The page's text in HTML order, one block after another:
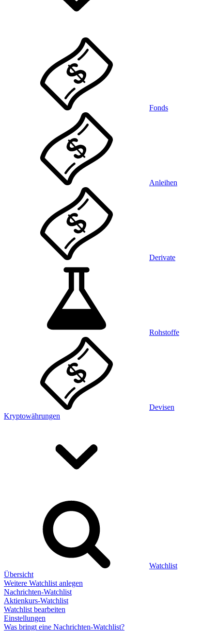
Fonds
Anleihen
Derivate
Rohstoffe
Devisen
Kryptowährungen
Watchlist
Übersicht
Weitere Watchlist anlegen
Nachrichten-Watchlist
Aktienkurs-Watchlist
Watchlist bearbeiten
Einstellungen
Was bringt eine Nachrichten-Watchlist?